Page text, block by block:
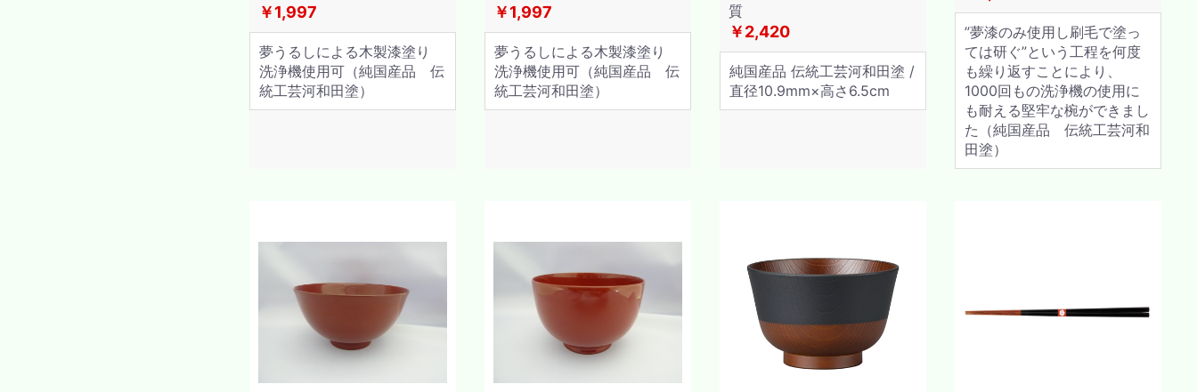
￥1,997
夢うるしによる木製漆塗り
洗浄機使用可（純国産品 伝
統工芸河和田塗）
￥1,997
夢うるしによる木製漆塗り
洗浄機使用可（純国産品 伝
統工芸河和田塗）
質
￥2,420
純国産品 伝統工芸河和田塗 /
直径10.9mm×高さ6.5cm
”夢漆のみ使用し刷毛で塗っ
ては研ぐ”という工程を何度
も繰り返すことにより、
1000回もの洗浄機の使用に
も耐える堅牢な椀ができまし
た（純国産品 伝統工芸河和
田塗）